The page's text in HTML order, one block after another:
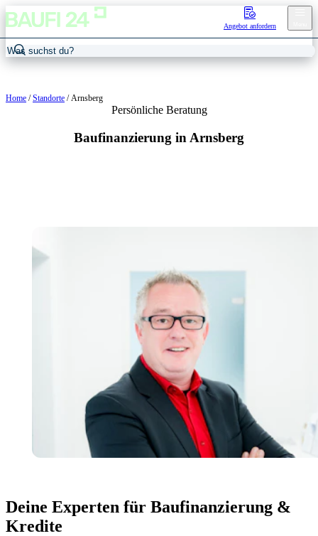
Angebot anfordern
Home /Standorte /Arnsberg
Persönliche Beratung
Baufinanzierung in Arnsberg
Deine Experten für Baufinanzierung &
Kredite